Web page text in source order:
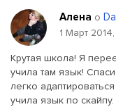
Алена о
1 Март
Крутая школа! Я
учила там язык!
легко
учила язык по